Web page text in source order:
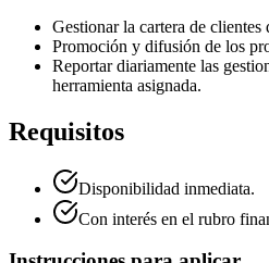
Gestionar la cartera de clientes
Promoción y difusión de los
Reportar diariamente las
herramienta asignada.
Requisitos
Disponibilidad inmediata.
Con interés en el rubro